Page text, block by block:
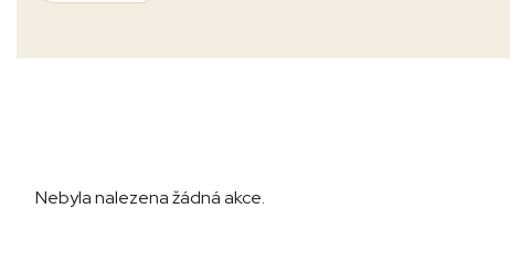
Nebyla nalezena žádná akce.